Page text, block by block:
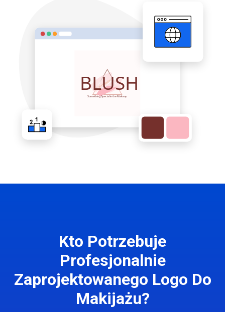
Kto Potrzebuje
Profesjonalnie
Zaprojektowanego Logo Do
Makijażu?